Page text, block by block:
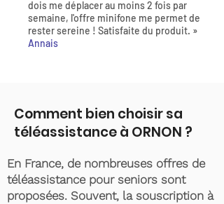
dois me déplacer au moins 2 fois par
semaine, l'offre minifone me permet de
rester sereine ! Satisfaite du produit. »
Annais
Comment bien choisir sa
téléassistance à ORNON ?
En France, de nombreuses offres de
téléassistance pour seniors sont
proposées. Souvent, la souscription à